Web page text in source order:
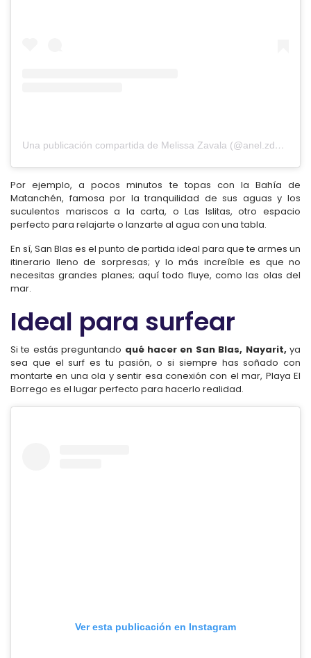
Una publicación compartida de Melissa Zavala (@anel.zdera)
Por ejemplo, a pocos minutos te topas con la Bahía de
Matanchén, famosa por la tranquilidad de sus aguas y los
suculentos mariscos a la carta, o Las Islitas, otro espacio
perfecto para relajarte o lanzarte al agua con una tabla.
En sí, San Blas es el punto de partida ideal para que te armes un
itinerario lleno de sorpresas; y lo más increíble es que no
necesitas grandes planes; aquí todo fluye, como las olas del
mar.
Ideal para surfear
Si te estás preguntando qué hacer en San Blas, Nayarit,ya
sea que el surf es tu pasión, o si siempre has soñado con
montarte en una ola y sentir esa conexión con el mar, Playa El
Borrego es el lugar perfecto para hacerlo realidad.
Ver esta publicación en Instagram